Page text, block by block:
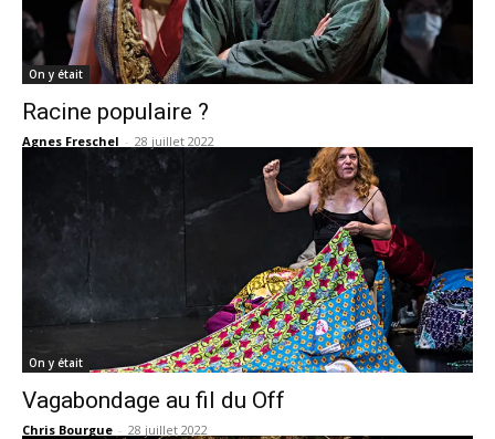
On y était
Racine populaire ?
Agnes Freschel - 28 juillet 2022
On y était
Vagabondage au fil du Off
Chris Bourgue - 28 juillet 2022